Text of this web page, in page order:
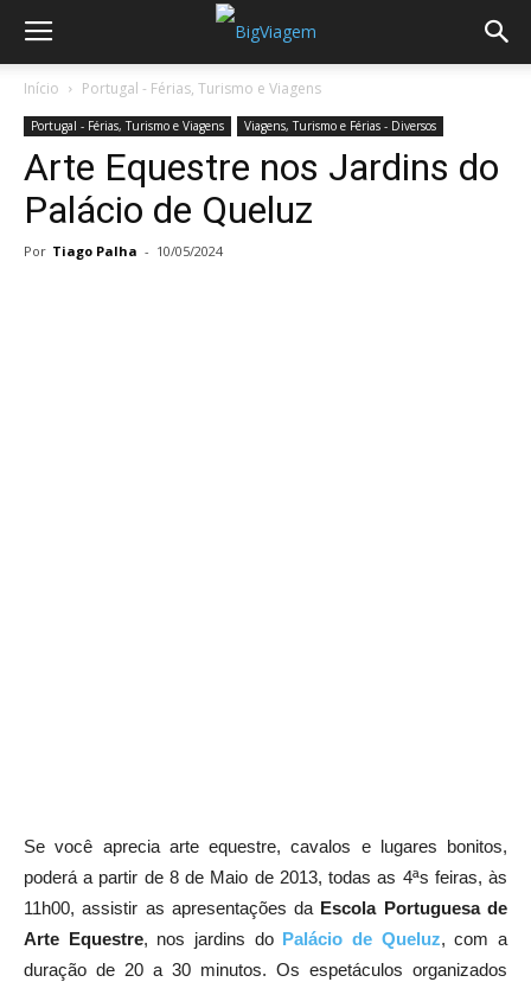
Início Portugal - Férias, Turismo e Viagens
Portugal - Férias, Turismo e Viagens Viagens, Turismo e Férias - Diversos
Arte Equestre nos Jardins do
Palácio de Queluz
Por Tiago Palha - 10/05/2024
Se você aprecia arte equestre, cavalos e lugares bonitos,
poderá a partir de 8 de Maio de 2013, todas as 4ªs feiras, às
11h00, assistir as apresentações da Escola Portuguesa de
Arte Equestre, nos jardins do Palácio de Queluz, com a
duração de 20 a 30 minutos. Os espetáculos organizados